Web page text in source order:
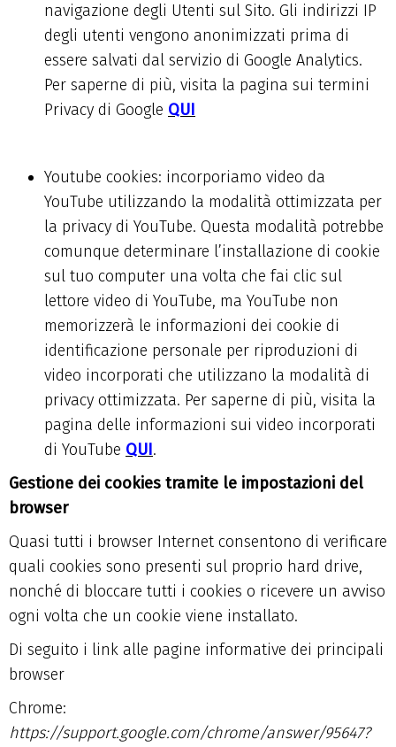
navigazione degli Utenti sul Sito. Gli indirizzi IP
degli utenti vengono anonimizzati prima di
essere salvati dal servizio di Google Analytics.
Per saperne di più, visita la pagina sui termini
Privacy di Google QUI
Youtube cookies: incorporiamo video da
YouTube utilizzando la modalità ottimizzata per
la privacy di YouTube. Questa modalità potrebbe
comunque determinare l’installazione di cookie
sul tuo computer una volta che fai clic sul
lettore video di YouTube, ma YouTube non
memorizzerà le informazioni dei cookie di
identificazione personale per riproduzioni di
video incorporati che utilizzano la modalità di
privacy ottimizzata. Per saperne di più, visita la
pagina delle informazioni sui video incorporati
di YouTube QUI.
Gestione dei cookies tramite le impostazioni del
browser
Quasi tutti i browser Internet consentono di verificare
quali cookies sono presenti sul proprio hard drive,
nonché di bloccare tutti i cookies o ricevere un avviso
ogni volta che un cookie viene installato.
Di seguito i link alle pagine informative dei principali
browser
Chrome:
https://support.google.com/chrome/answer/95647?